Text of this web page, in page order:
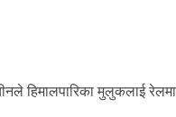
हिमालपारिका मुलुकलाई